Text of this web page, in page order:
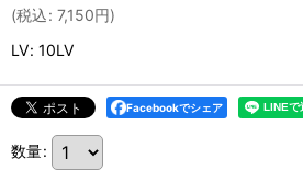
(税込: 7,150円)
LV: 10LV
Facebookでシェア
数量: